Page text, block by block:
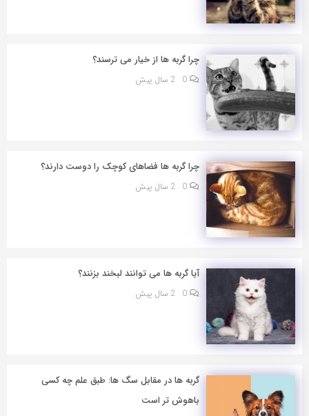
چرا گربه ها از خیار می ترسند؟
0 2 سال پیش
چرا گربه ها فضاهای کوچک را دوست دارند؟
0 2 سال پیش
آیا گربه ها می توانند لبخند بزنند؟
0 2 سال پیش
گربه ها در مقابل سگ ها: طبق علم چه کسی
باهوش تر است